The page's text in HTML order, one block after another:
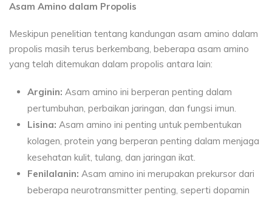
Asam Amino dalam Propolis
Meskipun penelitian tentang kandungan asam amino dalam
propolis masih terus berkembang, beberapa asam amino
yang telah ditemukan dalam propolis antara lain:
Arginin: Asam amino ini berperan penting dalam
pertumbuhan, perbaikan jaringan, dan fungsi imun.
Lisina: Asam amino ini penting untuk pembentukan
kolagen, protein yang berperan penting dalam menjaga
kesehatan kulit, tulang, dan jaringan ikat.
Fenilalanin: Asam amino ini merupakan prekursor dari
beberapa neurotransmitter penting, seperti dopamin